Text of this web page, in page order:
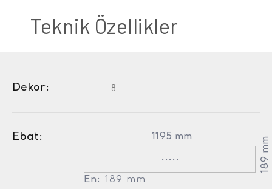
Teknik Özellikler
Dekor: 8
Ebat:
1195 mm
.....
189 mm
En: 189 mm